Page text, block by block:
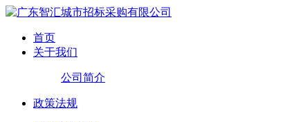
首页
关于我们
公司简介
政策法规